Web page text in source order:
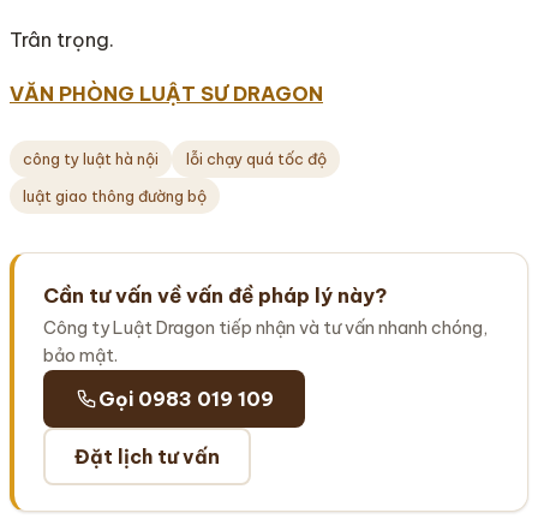
Trân trọng.
VĂN PHÒNG LUẬT SƯ DRAGON
công ty luật hà nội
lỗi chạy quá tốc độ
luật giao thông đường bộ
Cần tư vấn về vấn đề pháp lý này?
Công ty Luật Dragon tiếp nhận và tư vấn nhanh chóng,
bảo mật.
Gọi 0983 019 109
Đặt lịch tư vấn